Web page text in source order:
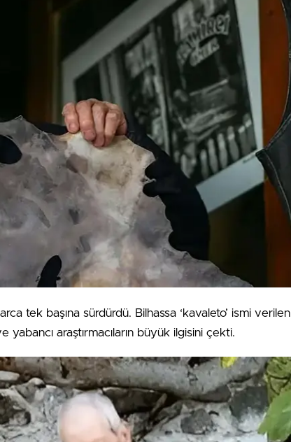
tek başına sürdürdü. Bilhassa ‘kavaleto’ ismi verilen
yabancı araştırmacıların büyük ilgisini çekti.